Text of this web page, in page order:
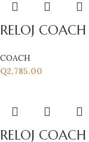
RELOJ COACH
COACH
Q2,785.00
RELOJ COACH